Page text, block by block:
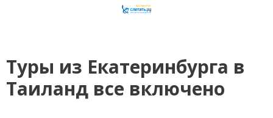
Туры из Екатеринбурга в
Таиланд все включено